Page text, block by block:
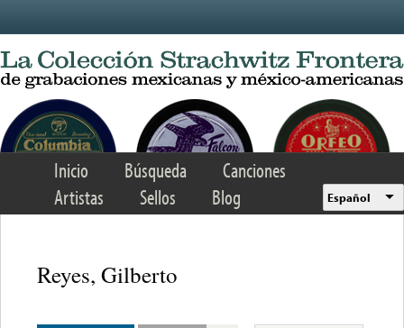
Inicio Búsqueda
Canciones
Artistas
Sellos Blog Español
Reyes, Gilberto